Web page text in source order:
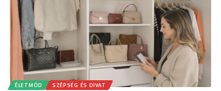
ÉLETMÓD SZÉPSÉG ÉS DIVAT